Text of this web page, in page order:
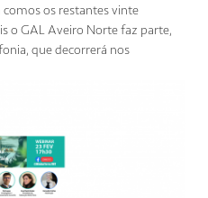
os restantes vinte
o GAL Aveiro Norte faz parte,
que decorrerá nos